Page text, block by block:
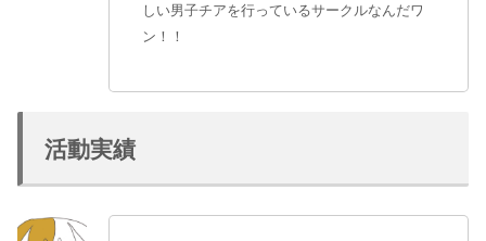
しい男子チアを行っているサークルなんだワ
ン！！
活動実績